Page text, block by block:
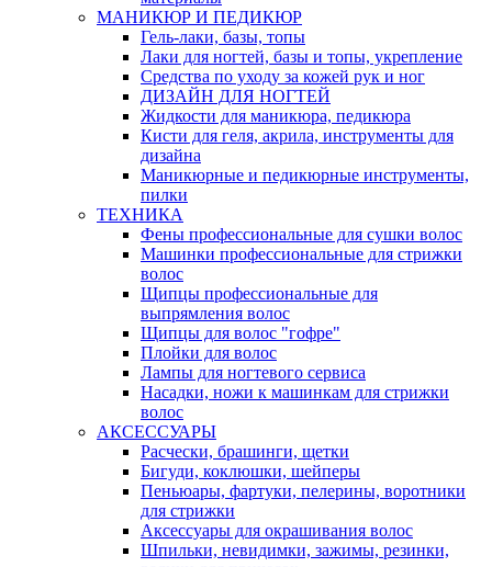
МАНИКЮР И ПЕДИКЮР
Гель-лаки, базы, топы
Лаки для ногтей, базы и топы, укрепление
Средства по уходу за кожей рук и ног
ДИЗАЙН ДЛЯ НОГТЕЙ
Жидкости для маникюра, педикюра
Кисти для геля, акрила, инструменты для
дизайна
Маникюрные и педикюрные инструменты,
пилки
ТЕХНИКА
Фены профессиональные для сушки волос
Машинки профессиональные для стрижки
волос
Щипцы профессиональные для
выпрямления волос
Щипцы для волос "гофре"
Плойки для волос
Лампы для ногтевого сервиса
Насадки, ножи к машинкам для стрижки
волос
АКСЕССУАРЫ
Расчески, брашинги, щетки
Бигуди, коклюшки, шейперы
Пеньюары, фартуки, пелерины, воротники
для стрижки
Аксессуары для окрашивания волос
Шпильки, невидимки, зажимы, резинки,